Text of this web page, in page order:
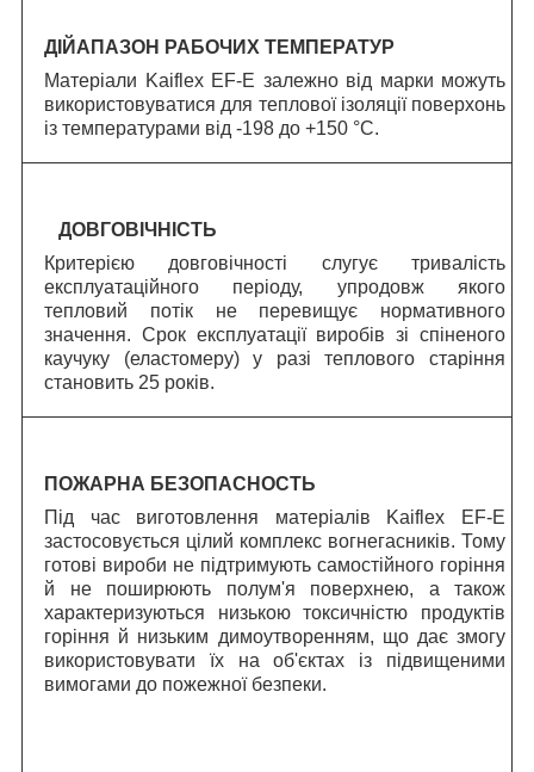
ДІЙАПАЗОН РАБОЧИХ ТЕМПЕРАТУР
Матеріали Kaiflex EF-E залежно від марки можуть
використовуватися для теплової ізоляції поверхонь
із температурами від -198 до +150 °C.
ДОВГОВІЧНІСТЬ
Критерією довговічності слугує тривалість
експлуатаційного періоду, упродовж якого
тепловий потік не перевищує нормативного
значення. Cрок експлуатації виробів зі спіненого
каучуку (еластомеру) у разі теплового старіння
становить 25 років.
ПОЖАРНА БЕЗОПАСНОСТЬ
Під час виготовлення матеріалів Kaiflex EF-E
застосовується цілий комплекс вогнегасників. Тому
готові вироби не підтримують самостійного горіння
й не поширюють полум'я поверхнею, а також
характеризуються низькою токсичністю продуктів
горіння й низьким димоутворенням, що дає змогу
використовувати їх на об'єктах із підвищеними
вимогами до пожежної безпеки.